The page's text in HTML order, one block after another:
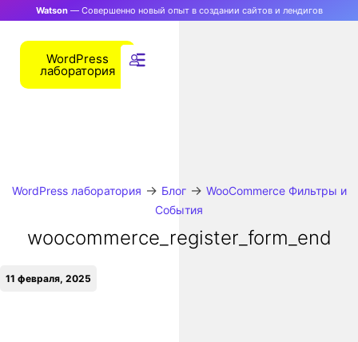
Watson— Совершенно новый опыт в создании сайтов и лендигов
WordPress
лаборатория
WordPress лаборатория → Блог→ WooCommerce Фильтры и
События
woocommerce_register_form_end
11 февраля, 2025